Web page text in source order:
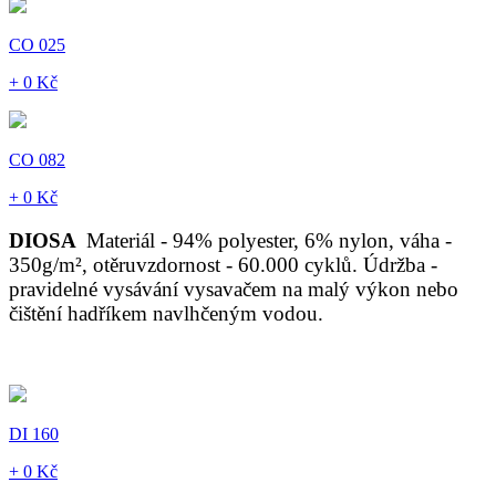
CO 025
+ 0 Kč
CO 082
+ 0 Kč
DIOSA Materiál - 94% polyester, 6% nylon, váha -
350g/m², otěruvzdornost - 60.000 cyklů. Údržba -
pravidelné vysávání vysavačem na malý výkon nebo
čištění hadříkem navlhčeným vodou.
DI 160
+ 0 Kč